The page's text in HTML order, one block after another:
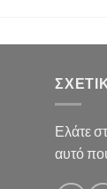
Ελάτε
αυτό